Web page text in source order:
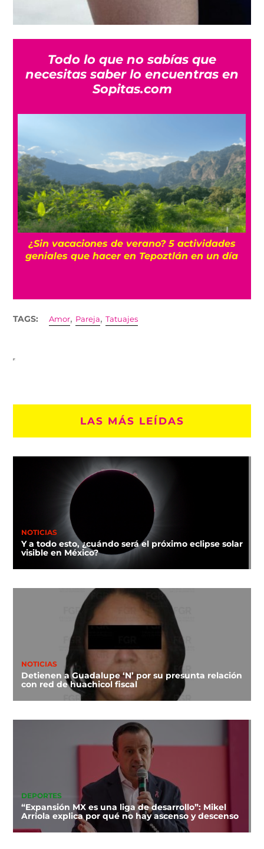
Todo lo que no sabías que
necesitas saber lo encuentras en
Sopitas.com
La historia oculta del barrio Romita, uno de
los más misteriosos de la CDMX
TAGS: Amor, Pareja,Tatuajes
LAS MÁS LEÍDAS
NOTICIAS
Y a todo esto, ¿cuándo será el próximo eclipse solar
visible en México?
NOTICIAS
Detienen a Guadalupe ‘N’ por su presunta relación
con red de huachicol fiscal
DEPORTES
“Expansión MX es una liga de desarrollo”: Mikel
Arriola explica por qué no hay ascenso y descenso